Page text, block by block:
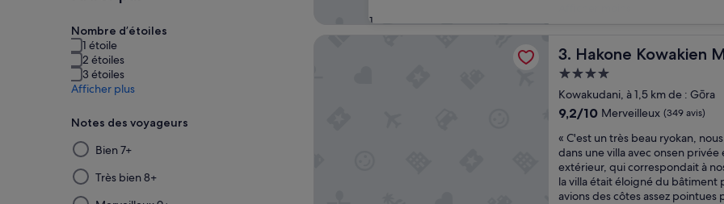
31
Nombre d’étoiles
1 étoile
2 étoiles
3 étoiles
Afficher plus
Notes des voyageurs
La
sélection
puis
l’application
Bien 7+
Très bien 8+
o
a
b
l
s
!
L
e
p
e
n
c
r
y
a
b
l
e
3. Hakone Kowakien
Hakone Kowakien
Hébergement
4.0 étoiles
Kowakudani, à 1,5 km de : Gōra
9.2
10,
Merveilleux,
(349 avis)
9,2/10 Merveilleux (349 avis)
«
C
'
e
s
« C'est un très beau ryokan,
dans une villa avec onsen
extérieur, qui correspondait à
la villa était éloigné du bâtiment
avions des côtes assez pointues